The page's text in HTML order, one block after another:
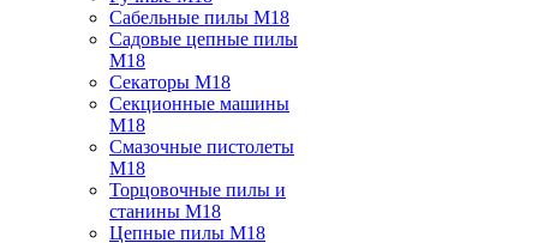
Сабельные пилы M18
Садовые цепные пилы
M18
Секаторы M18
Секционные машины
M18
Смазочные пистолеты
M18
Торцовочные пилы и
станины M18
Цепные пилы M18